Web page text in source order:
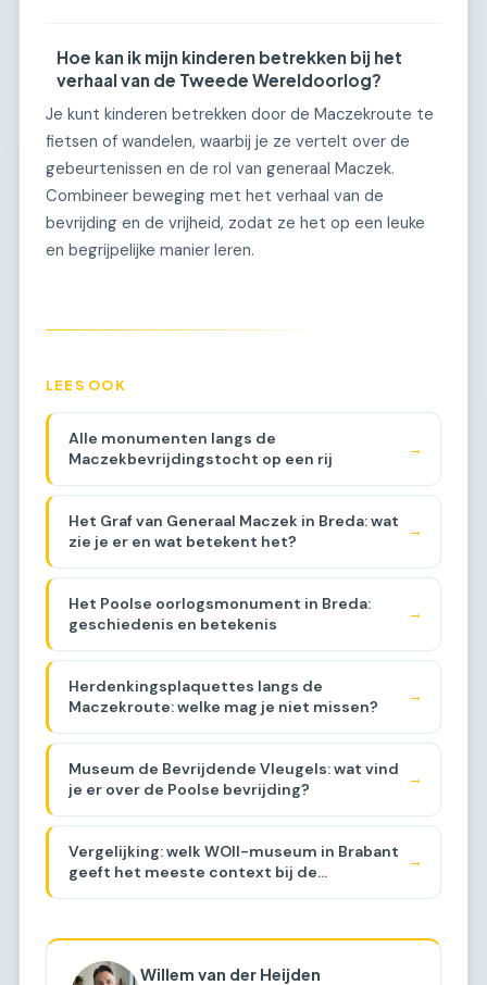
Hoe kan ik mijn kinderen betrekken bij het
verhaal van de Tweede Wereldoorlog?
Je kunt kinderen betrekken door de Maczekroute te
fietsen of wandelen, waarbij je ze vertelt over de
gebeurtenissen en de rol van generaal Maczek.
Combineer beweging met het verhaal van de
bevrijding en de vrijheid, zodat ze het op een leuke
en begrijpelijke manier leren.
LEES OOK
Alle monumenten langs de
Maczekbevrijdingstocht op een rij
→
Het Graf van Generaal Maczek in Breda: wat
zie je er en wat betekent het?
→
Het Poolse oorlogsmonument in Breda:
geschiedenis en betekenis
→
Herdenkingsplaquettes langs de
Maczekroute: welke mag je niet missen?
→
Museum de Bevrijdende Vleugels: wat vind
je er over de Poolse bevrijding?
→
Vergelijking: welk WOII-museum in Brabant
geeft het meeste context bij de
→
Willem van der Heijden